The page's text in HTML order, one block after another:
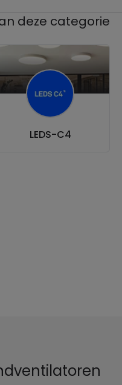
deze categorie
LEDS-C4